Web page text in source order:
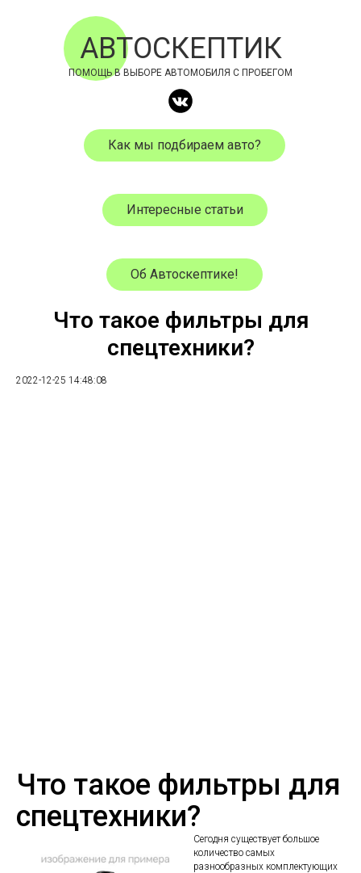
АВТОСКЕПТИК
ПОМОЩЬ В ВЫБОРЕ АВТОМОБИЛЯ С ПРОБЕГОМ
Как мы подбираем авто?
Интересные статьи
Об Автоскептике!
Что такое фильтры для
спецтехники?
2022-12-25 14:48:08
Что такое фильтры для
спецтехники?
Сегодня существует большое
количество самых
разнообразных комплектующих